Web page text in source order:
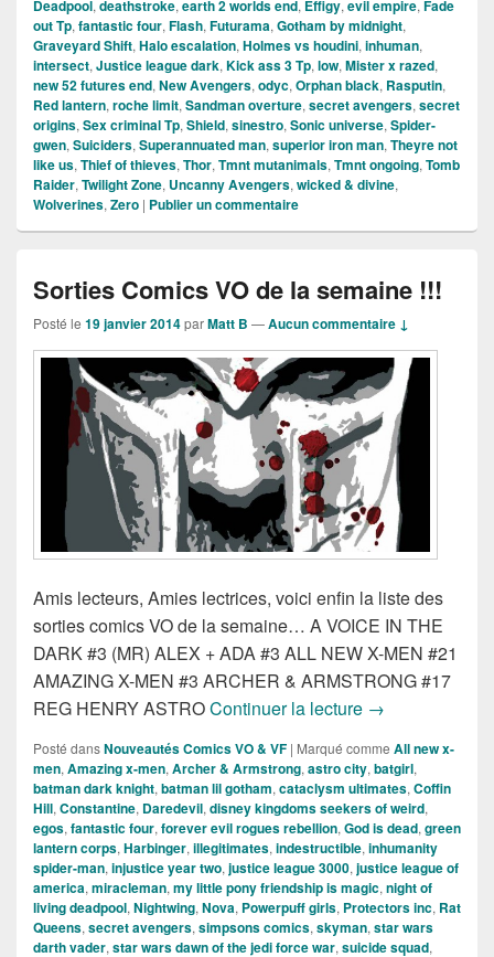
Deadpool,deathstroke,earth 2 worlds end, Effigy,evil empire,Fade
out Tp,fantastic four,Flash,Futurama,Gotham by midnight,
Graveyard Shift,Halo escalation,Holmes vs houdini,inhuman,
intersect,Justice league dark,Kick ass 3 Tp,low,Mister x razed,
new 52 futures end,New Avengers,odyc,Orphan black, Rasputin,
Red lantern,roche limit,Sandman overture,secret avengers,secret
origins,Sex criminal Tp,Shield,sinestro,Sonic universe,Spider-
gwen,Suiciders,Superannuated man,superior iron man,Theyre not
like us,Thief of thieves,Thor,Tmnt mutanimals,Tmnt ongoing,Tomb
Raider,Twilight Zone, Uncanny Avengers,wicked & divine,
Wolverines,Zero | Publier un commentaire
Sorties Comics VO de la semaine !!!
Posté le 19 janvier 2014parMatt B —Aucun commentaire ↓
Amis lecteurs, Amies lectrices, voici enfin la liste des
sorties comics VO de la semaine… A VOICE IN THE
DARK #3 (MR) ALEX + ADA #3 ALL NEW X-MEN #21
AMAZING X-MEN #3 ARCHER & ARMSTRONG #17
REG HENRY ASTROContinuer la lecture Sorties Comics
→
Posté dansNouveautés Comics VO & VF | Marqué comme All new x-
men, Amazing x-men, Archer & Armstrong, astro city, batgirl,
batman dark knight, batman lil gotham, cataclysm ultimates, Coffin
Hill, Constantine, Daredevil, disney kingdoms seekers of weird,
egos, fantastic four, forever evil rogues rebellion, God is dead, green
lantern corps, Harbinger, illegitimates, indestructible, inhumanity
spider-man, injustice year two, justice league 3000, justice league of
america, miracleman, my little pony friendship is magic, night of
living deadpool, Nightwing, Nova, Powerpuff girls, Protectors inc, Rat
Queens, secret avengers, simpsons comics, skyman, star wars
darth vader, star wars dawn of the jedi force war, suicide squad,